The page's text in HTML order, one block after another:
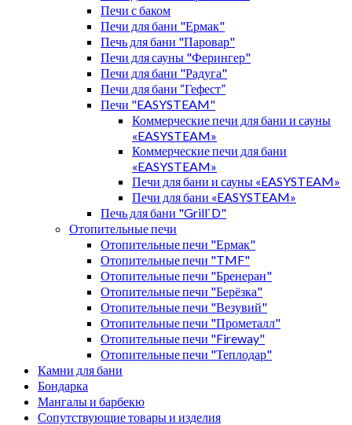
Печи с баком
Печи для бани "Ермак"
Печь для бани "Паровар"
Печи для сауны "Ферингер"
Печи для бани "Радуга"
Печи для бани “Гефест”
Печи "EASYSTEAM"
Коммерческие печи для бани и сауны
«EASYSTEAM»
Коммерческие печи для бани
«EASYSTEAM»
Печи для бани и сауны «EASYSTEAM»
Печи для бани «EASYSTEAM»
Печь для бани "Grill`D"
Отопительные печи
Отопительные печи "Ермак"
Отопительные печи "TMF"
Отопительные печи "Бренеран"
Отопительные печи "Берёзка"
Отопительные печи "Везувий"
Отопительные печи "Прометалл"
Отопительные печи "Fireway"
Отопительные печи "Теплодар"
Камни для бани
Бондарка
Мангалы и барбекю
Сопутствующие товары и изделия